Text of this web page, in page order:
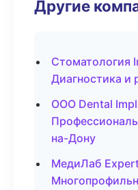
Другие
Стоматология
Диагностика и
ООО Dental
на-Дону
МедиЛаб